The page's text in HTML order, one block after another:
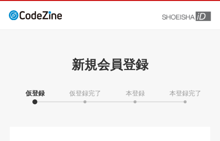
新規会員登録
仮登録 仮登録完了 本登録 本登録完了